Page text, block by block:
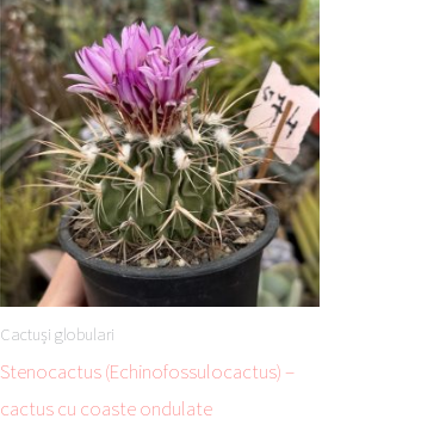
Cactuși globulari
Stenocactus (Echinofossulocactus) –
cactus cu coaste ondulate